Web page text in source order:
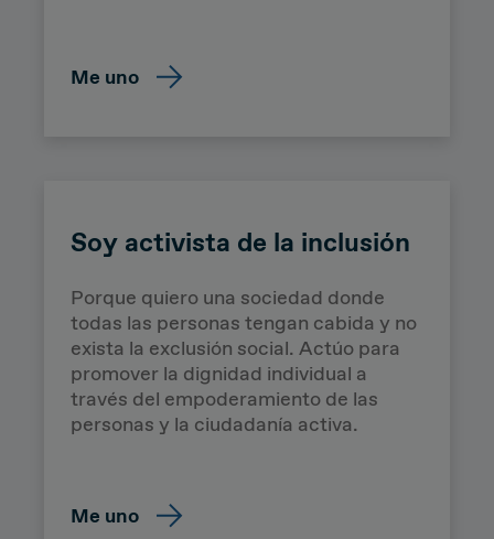
Me uno
Soy activista de la inclusión
Porque quiero una sociedad donde
todas las personas tengan cabida y no
exista la exclusión social. Actúo para
promover la dignidad individual a
través del empoderamiento de las
personas y la ciudadanía activa.
Me uno